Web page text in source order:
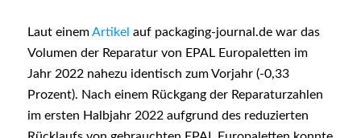
Laut einemArtikel auf packaging-journal.de war das
Volumen der Reparatur von EPAL Europaletten im
Jahr 2022 nahezu identisch zum Vorjahr (-0,33
Prozent). Nach einem Rückgang der Reparaturzahlen
im ersten Halbjahr 2022 aufgrund des reduzierten